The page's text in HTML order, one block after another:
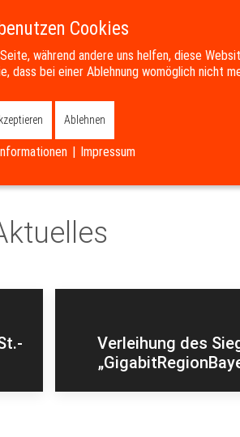
SOZIALES WIRTSCHAFT &
Verleihung des
Cookies
während andere uns helfen, diese
bei einer Ablehnung womöglich nicht
Ablehnen
| Impressum